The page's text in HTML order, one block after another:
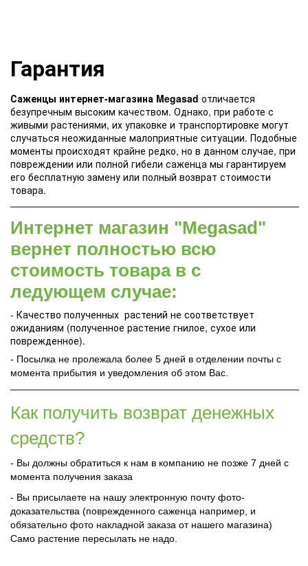
Гарантия
Саженцы интернет-магазина Megasad отличается
безупречным высоким качеством. Однако, при работе с
живыми растениями, их упаковке и транспортировке могут
случаться неожиданные малоприятные ситуации. Подобные
моменты происходят крайне редко, но в данном случае, при
повреждении или полной гибели саженца мы гарантируем
его бесплатную замену или полный возврат стоимости
товара.
Интернет магазин "Megasad"
вернет полностью всю
стоимость товара в с
ледующем случае:
- Качество полученных растений не соответствует
ожиданиям (полученное растение гнилое, сухое или
поврежденное).
- Посылка не пролежала более 5 дней в отделении почты с
момента прибытия и уведомления об этом Вас.
Как получить возврат денежных
средств?
- Вы должны обратиться к нам в компанию не позже 7 дней с
момента получения заказа
- Вы присылаете на нашу электронную почту фото-
доказательства (поврежденного саженца например, и
обязательно фото накладной заказа от нашего магазина)
Само растение пересылать не надо.